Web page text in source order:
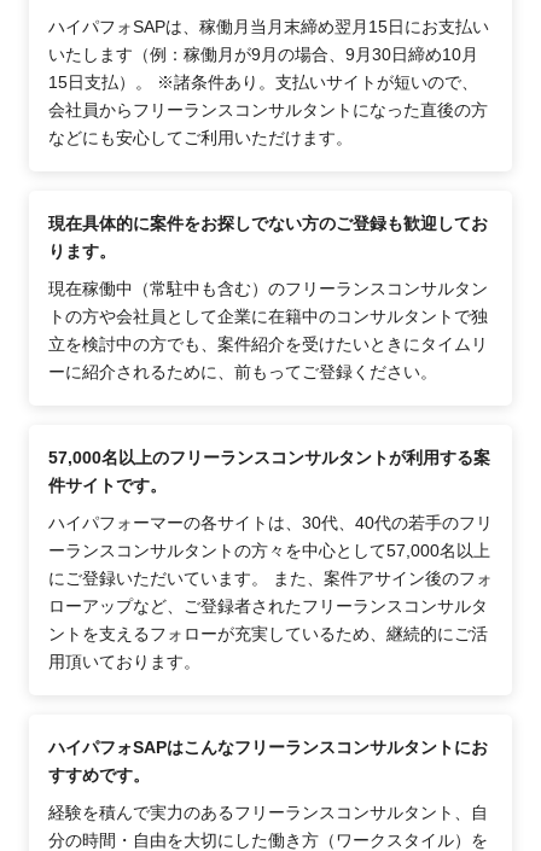
ハイパフォSAPは、稼働月当月末締め翌月15日にお支払い
いたします（例：稼働月が9月の場合、9月30日締め10月
15日支払）。 ※諸条件あり。支払いサイトが短いので、
会社員からフリーランスコンサルタントになった直後の方
などにも安心してご利用いただけます。
現在具体的に案件をお探しでない方のご登録も歓迎してお
ります。
現在稼働中（常駐中も含む）のフリーランスコンサルタン
トの方や会社員として企業に在籍中のコンサルタントで独
立を検討中の方でも、案件紹介を受けたいときにタイムリ
ーに紹介されるために、前もってご登録ください。
57,000名以上のフリーランスコンサルタントが利用する案
件サイトです。
ハイパフォーマーの各サイトは、30代、40代の若手のフリ
ーランスコンサルタントの方々を中心として57,000名以上
にご登録いただいています。 また、案件アサイン後のフォ
ローアップなど、ご登録者されたフリーランスコンサルタ
ントを支えるフォローが充実しているため、継続的にご活
用頂いております。
ハイパフォSAPはこんなフリーランスコンサルタントにお
すすめです。
経験を積んで実力のあるフリーランスコンサルタント、自
分の時間・自由を大切にした働き方（ワークスタイル）を